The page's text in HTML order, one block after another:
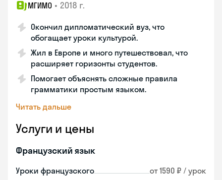
МГИМО • 2018 г.
Окончил дипломатический вуз, что
обогащает уроки культурой.
Жил в Европе и много путешествовал, что
расширяет горизонты студентов.
Помогает объяснять сложные правила
грамматики простым языком.
Читать дальше
Услуги и цены
Французский язык
Уроки французского от 1590 ₽ / урок